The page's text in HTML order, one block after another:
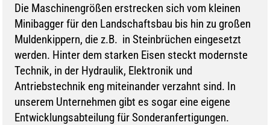
Die Maschinengrößen erstrecken sich vom kleinen
Minibagger für den Landschaftsbau bis hin zu großen
Muldenkippern, die z.B. in Steinbrüchen eingesetzt
werden. Hinter dem starken Eisen steckt modernste
Technik, in der Hydraulik, Elektronik und
Antriebstechnik eng miteinander verzahnt sind. In
unserem Unternehmen gibt es sogar eine eigene
Entwicklungsabteilung für Sonderanfertigungen.